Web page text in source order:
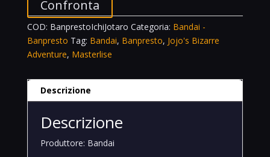
Confronta
COD: BanprestoIchiJotaro Categoria: Bandai -
Banpresto Tag: Bandai, Banpresto, Jojo's Bizarre
Adventure, Masterlise
Descrizione
Descrizione
Produttore: Bandai